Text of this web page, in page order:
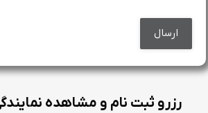
رزرو ثبت نام و مشاهده